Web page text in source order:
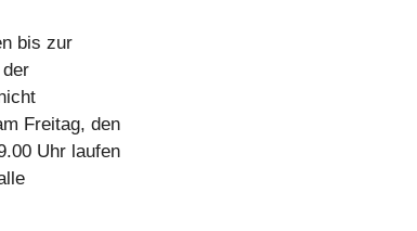
bis zur
Freitag, den
Uhr laufen